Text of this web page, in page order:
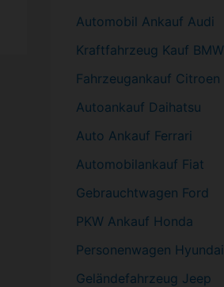
Automobil Ankauf Audi
Kraftfahrzeug Kauf BMW
Fahrzeugankauf Citroen
Autoankauf Daihatsu
Auto Ankauf Ferrari
Automobilankauf Fiat
Gebrauchtwagen Ford
PKW Ankauf Honda
Personenwagen Hyundai
Geländefahrzeug Jeep